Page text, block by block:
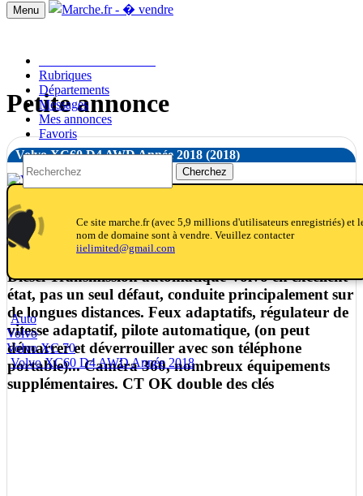
Menu
Rubriques
Départements
Messages
Mes annonces
Favoris
Cherchez
notifications_active
notifications
notificationsCe site marche.fr (avec 5,9 millions d'utilisateurs enregistriés) et
nom de domaine sont à vendre. Veuillez contacter
iielimited@gmail.com
Auto
Volvo
Volvo XC 70
Volvo XC60 D4 AWD Année 2018
Petite annonce
Volvo XC60 D4 AWD Année 2018 (2018)
Volvo XC60 D4 AWD Année 2018 Kilomètres 184
000 Puissance du moteur 140 kW Type de moteur
Diesel Transmission automatique Volvo en excellent
état, pas un seul défaut, conduite principalement sur
de longues distances. Feux adaptatifs, régulateur de
vitesse adaptatif, pilote automatique, (on peut
démarrer et déverrouiller avec son téléphone
portable)... Caméra 360, nombreux équipements
supplémentaires. CT OK double des clés